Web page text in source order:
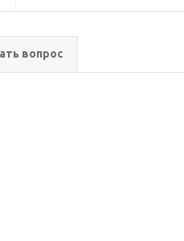
вопрос